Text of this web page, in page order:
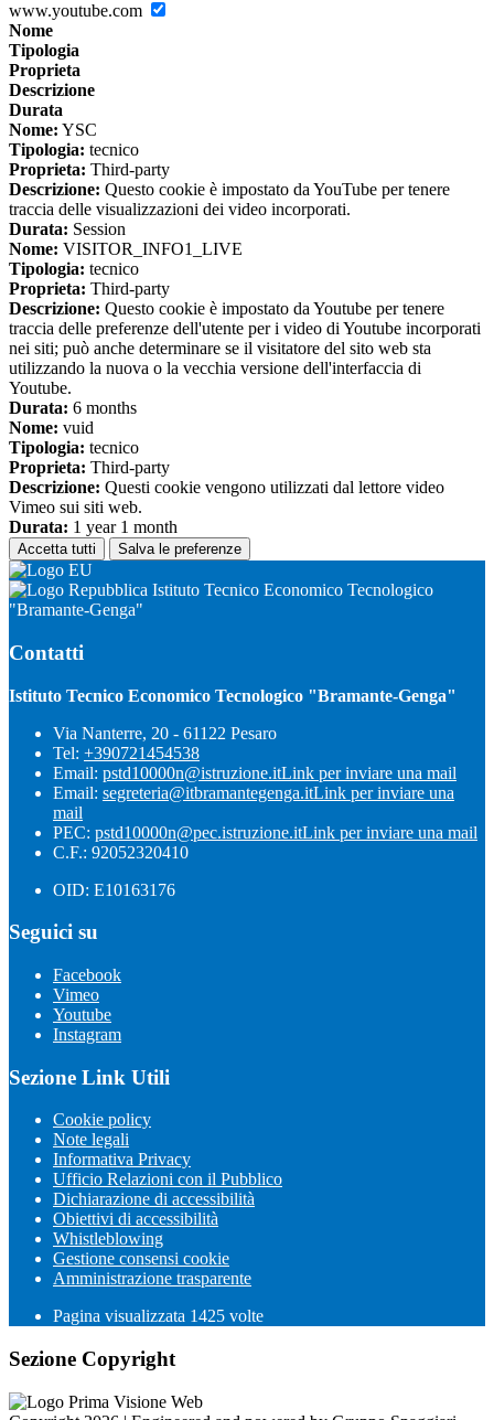
www.youtube.com
Nome
Tipologia
Proprieta
Descrizione
Durata
Nome: YSC
Tipologia: tecnico
Proprieta: Third-party
Descrizione: Questo cookie è impostato da YouTube per tenere
traccia delle visualizzazioni dei video incorporati.
Durata: Session
Nome: VISITOR_INFO1_LIVE
Tipologia: tecnico
Proprieta: Third-party
Descrizione: Questo cookie è impostato da Youtube per tenere
traccia delle preferenze dell'utente per i video di Youtube incorporati
nei siti; può anche determinare se il visitatore del sito web sta
utilizzando la nuova o la vecchia versione dell'interfaccia di
Youtube.
Durata: 6 months
Nome: vuid
Tipologia: tecnico
Proprieta: Third-party
Descrizione: Questi cookie vengono utilizzati dal lettore video
Vimeo sui siti web.
Durata: 1 year 1 month
Accetta tutti Salva le preferenze
Istituto Tecnico Economico Tecnologico
"Bramante-Genga"
Contatti
Istituto Tecnico Economico Tecnologico "Bramante-Genga"
Via Nanterre, 20 - 61122 Pesaro
Tel: +390721454538
Email: pstd10000n@istruzione.itLink per inviare una mail
Email: segreteria@itbramantegenga.itLink per inviare una
mail
PEC: pstd10000n@pec.istruzione.itLink per inviare una mail
C.F.: 92052320410
OID: E10163176
Seguici su
Facebook
Vimeo
Youtube
Instagram
Sezione Link Utili
Cookie policy
Note legali
Informativa Privacy
Ufficio Relazioni con il Pubblico
Dichiarazione di accessibilità
Obiettivi di accessibilità
Whistleblowing
Gestione consensi cookie
Amministrazione trasparente
Pagina visualizzata 1425 volte
Sezione Copyright